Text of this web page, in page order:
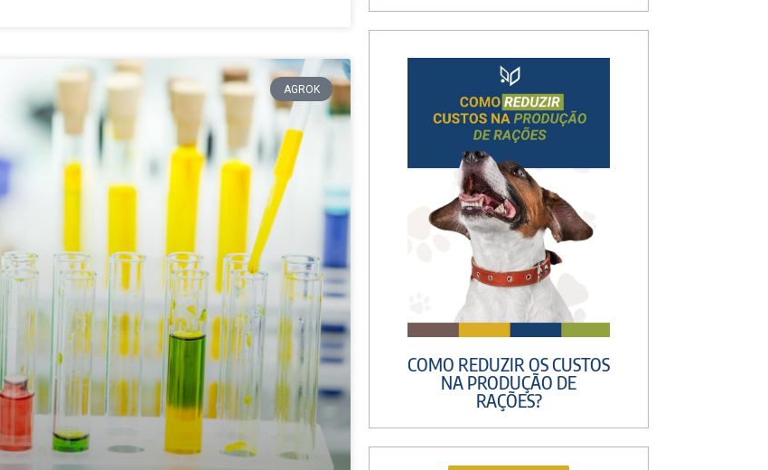
AGROK
COMO REDUZIR OS CUSTOS
NA PRODUÇÃO DE
RAÇÕES?